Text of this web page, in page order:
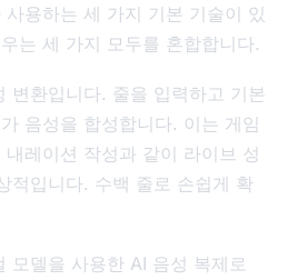
용하는 세 가지 기본 기술이 있
는 세 가지 모두를 혼합합니다.
변환입니다. 줄을 입력하고 기본
음성을 합성합니다. 이는 게임
레이션 작성과 같이 라이브 성
적입니다. 수백 줄로 손쉽게 확
모델을 사용한 AI 음성 복제로